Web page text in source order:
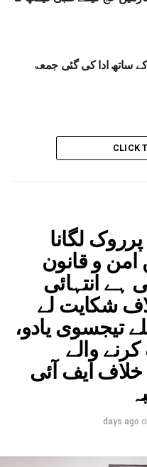
دونوں کو یکساں
BORDERSECURITY
نے اپنی ہی
ساتھ ادا کی گئی جمعۃ
CLICK
لگانا
و قانون
انتہائی
شکایت لے
تیجسوی یادو،
کرنے والے
ایف آئی